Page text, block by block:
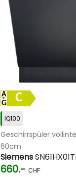
C
IQ100
Geschirrspüler
60cm
Siemens
660.-CHF